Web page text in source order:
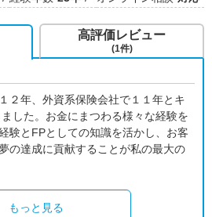
２年、外資系保険会社で１１年とキ
した。お金にまつわる様々な経験を
験とFPとしての知識を活かし、お客
の達成に貢献することが私の最大の
もっと見る
高評価レビュー
(1件)